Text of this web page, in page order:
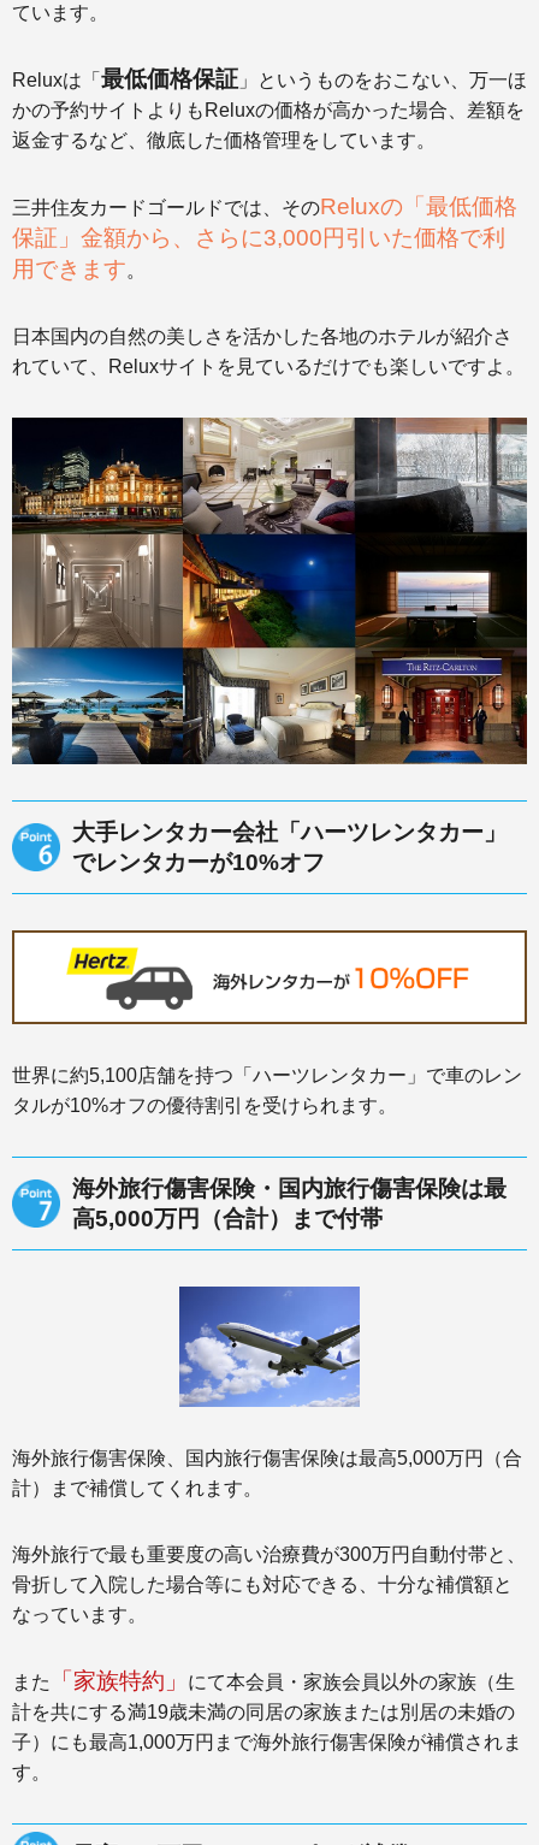
ています。
Reluxは「 最低価格保証 」というものをおこない、万一ほ
かの予約サイトよりもReluxの価格が高かった場合、差額を
返金するなど、徹底した価格管理をしています。
三井住友カードゴールドでは、そのReluxの「最低価格
保証」金額から、さらに3,000円引いた価格で利
用できます。
日本国内の自然の美しさを活かした各地のホテルが紹介さ
れていて、Reluxサイトを見ているだけでも楽しいですよ。
大手レンタカー会社「ハーツレンタカー」
でレンタカーが10%オフ
世界に約5,100店舗を持つ「ハーツレンタカー」で車のレン
タルが10%オフの優待割引を受けられます。
海外旅行傷害保険・国内旅行傷害保険は最
高5,000万円（合計）まで付帯
海外旅行傷害保険、国内旅行傷害保険は最高5,000万円（合
計）まで補償してくれます。
海外旅行で最も重要度の高い治療費が300万円自動付帯と、
骨折して入院した場合等にも対応できる、十分な補償額と
なっています。
また 「家族特約」
にて本会員・家族会員以外の家族（生
計を共にする満19歳未満の同居の家族または別居の未婚の
子）にも最高1,000万円まで海外旅行傷害保険が補償されま
す。